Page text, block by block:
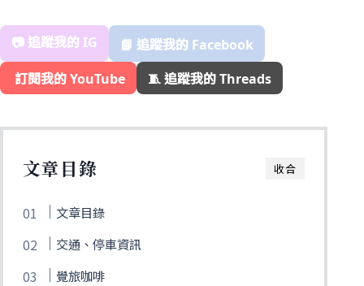
📷 追蹤我的 IG
📘 追蹤我的 Facebook
️ 訂閱我的 YouTube
🧵 追蹤我的 Threads
收合
文章目錄
文章目錄
交通、停車資訊
覺旅咖啡